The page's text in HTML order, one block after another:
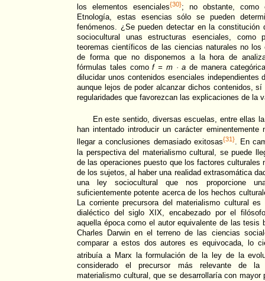
los elementos esenciales{30}; no obstante, como
Etnología, estas esencias sólo se pueden
fenómenos. ¿Se pueden detectar en la constitución
sociocultural unas estructuras esenciales, como
teoremas científicos de las ciencias naturales no los
de forma que no disponemos a la hora de
fórmulas tales comof = m · a de manera
dilucidar unos contenidos esenciales independientes
aunque lejos de poder alcanzar dichos contenidos,
regularidades que favorezcan las explicaciones de la
En este sentido, diversas escuelas, entre ellas
han intentado introducir un carácter
llegar a conclusiones demasiado exitosas{31}. En
la perspectiva del materialismo cultural, se puede
de las operaciones puesto que los factores culturales
de los sujetos, al haber una realidad extrasomática
una ley sociocultural que nos proporcione
suficientemente potente acerca de los hechos
La corriente precursora del materialismo cultural
dialéctico del siglo XIX, encabezado por el
aquella época como el autor equivalente de las tesis
Charles Darwin en el terreno de las ciencias
comparar a estos dos autores es equivocada, lo
atribuía a Marx la formulación de la ley de la
considerado el precursor más relevante de la
materialismo cultural, que se desarrollaría con mayor